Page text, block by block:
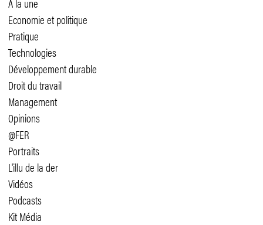
Economie et politique
Pratique
Technologies
Développement durable
Droit du travail
Management
Opinions
@FER
Portraits
L'illu de la der
Vidéos
Podcasts
Kit Média